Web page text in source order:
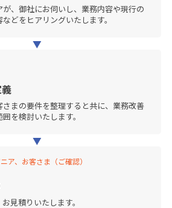
、御社にお伺いし、業務内容や現行の
どをヒアリングいたします。
さまの要件を整理すると共に、業務改善
を検討いたします。
ア、お客さま（ご確認）
見積りいたします。